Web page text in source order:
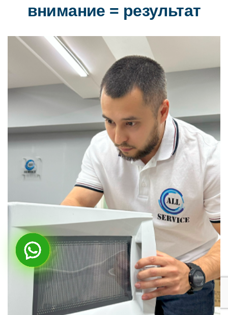
внимание = результат